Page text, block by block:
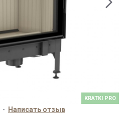
KRATKI PRO
- Написать отзыв